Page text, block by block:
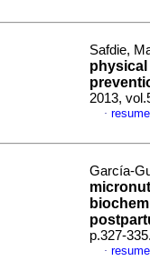
Safdie,
2013,
·
García-
p.327-
·